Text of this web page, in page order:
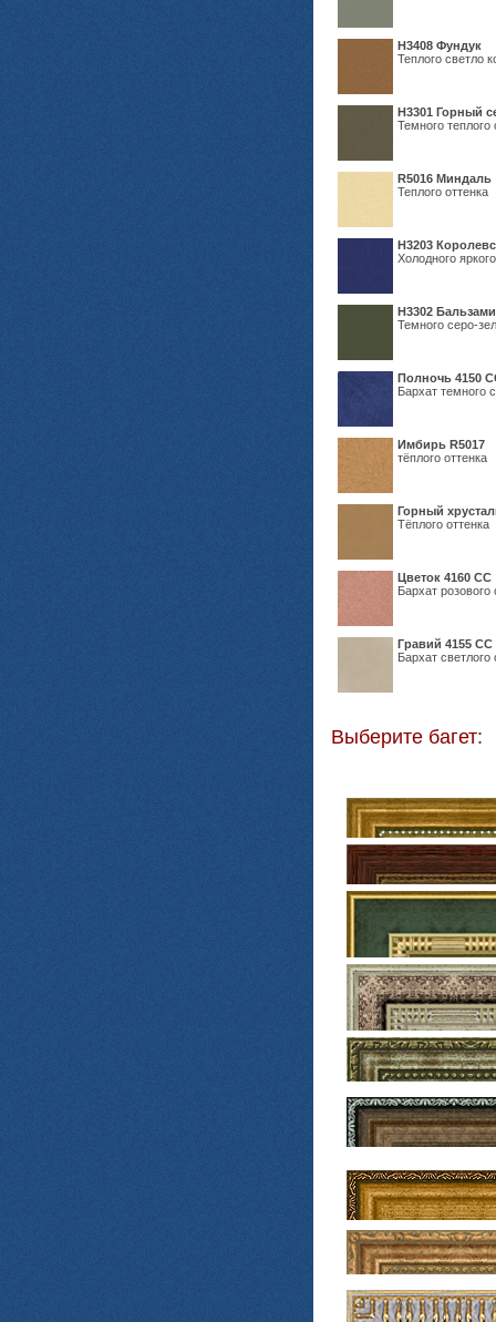
Н3408 Фундук
Теплого светло
Н3301 Горный
Темного теплого
R5016 Миндаль
Теплого оттенка
Н3203
Холодного
Н3302
Темного серо-
Полночь 4150
Бархат темного
Имбирь R5017
тёплого оттенка
Горный
Тёплого оттенка
Цветок 4160 СС
Бархат розового
Гравий 4155 СС
Бархат светлого
Выберите багет: